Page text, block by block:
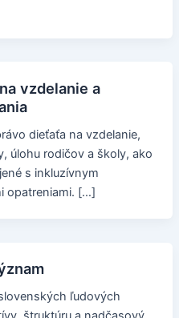
vzdelanie a
dieťaťa na vzdelanie,
úlohu rodičov a školy, ako
s inkluzívnym
opatreniami. […]
ľudových